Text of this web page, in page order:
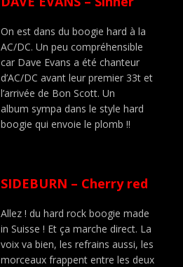
On est dans du boogie hard à la
AC/DC. Un peu compréhensible
car Dave Evans a été chanteur
d’AC/DC avant leur premier 33t et
l’arrivée de Bon Scott. Un
album sympa dans le style hard
boogie qui envoie le plomb !!
SIDEBURN – Cherry red
Allez ! du hard rock boogie made
in Suisse ! Et ça marche direct. La
voix va bien, les refrains aussi, les
morceaux frappent entre les deux